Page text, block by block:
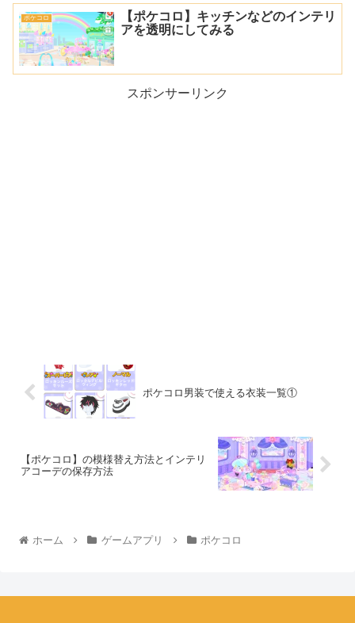
ポケコロ
【ポケコロ】キッチンなどのインテリ
アを透明にしてみる
スポンサーリンク
ポケコロ男装で使える衣装一覧①
【ポケコロ】の模様替え方法とインテリ
アコーデの保存方法
ホーム ゲームアプリ ポケコロ